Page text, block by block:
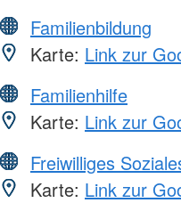
Familienbildung
Karte: Link zur
Familienhilfe
Karte: Link zur
Freiwilliges
Karte: Link zur